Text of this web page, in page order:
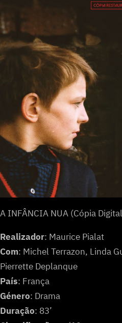
A INFÂNCIA NUA (Cópia
Realizador: Maurice Pialat
Com: Michel Terrazon, Linda
Pierrette Deplanque
País: França
Género: Drama
Duração: 83’